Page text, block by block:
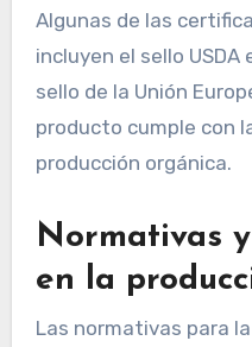
Algunas de las
incluyen el sello USDA
sello de la Unión
producto cumple con
producción orgánica.
Normativas
en la
Las normativas para